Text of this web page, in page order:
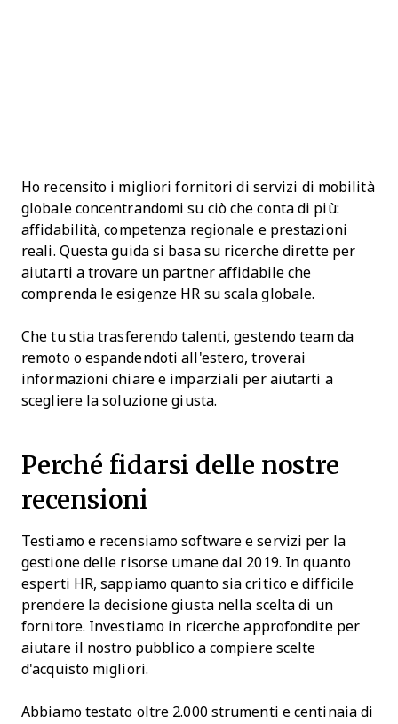
Ho recensito i migliori fornitori di servizi di mobilità
globale concentrandomi su ciò che conta di più:
affidabilità, competenza regionale e prestazioni
reali. Questa guida si basa su ricerche dirette per
aiutarti a trovare un partner affidabile che
comprenda le esigenze HR su scala globale.
Che tu stia trasferendo talenti, gestendo team da
remoto o espandendoti all'estero, troverai
informazioni chiare e imparziali per aiutarti a
scegliere la soluzione giusta.
Perché fidarsi delle nostre
recensioni
Testiamo e recensiamo software e servizi per la
gestione delle risorse umane dal 2019. In quanto
esperti HR, sappiamo quanto sia critico e difficile
prendere la decisione giusta nella scelta di un
fornitore. Investiamo in ricerche approfondite per
aiutare il nostro pubblico a compiere scelte
d'acquisto migliori.
Abbiamo testato oltre 2.000 strumenti e centinaia di